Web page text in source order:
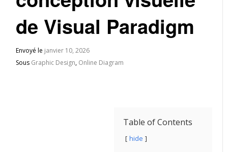
de Visual Paradigm
Envoyé le janvier 10, 2026
Sous Graphic Design, Online Diagram
Table of Contents
hide